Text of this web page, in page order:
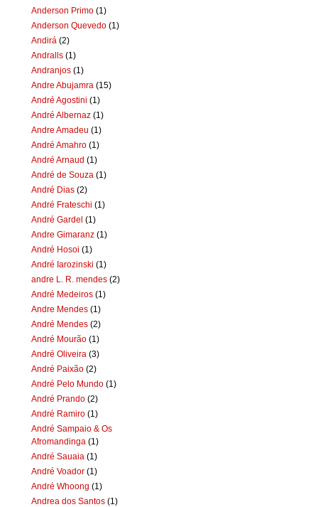
Anderson Primo (1)
Anderson Quevedo (1)
Andirá (2)
Andralls (1)
Andranjos (1)
Andre Abujamra (15)
André Agostini (1)
André Albernaz (1)
Andre Amadeu (1)
André Amahro (1)
André Arnaud (1)
André de Souza (1)
André Dias (2)
André Frateschi (1)
André Gardel (1)
Andre Gimaranz (1)
André Hosoi (1)
André Iarozinski (1)
andre L. R. mendes (2)
André Medeiros (1)
Andre Mendes (1)
André Mendes (2)
André Mourão (1)
André Oliveira (3)
André Paixão (2)
André Pelo Mundo (1)
André Prando (2)
André Ramiro (1)
André Sampaio & Os
Afromandinga (1)
André Sauaia (1)
André Voador (1)
André Whoong (1)
Andrea dos Santos (1)